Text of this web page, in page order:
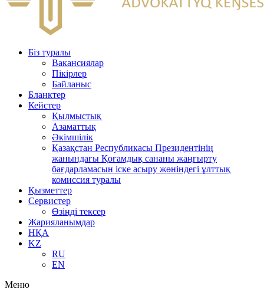
Біз туралы
Вакансиялар
Пікірлер
Байланыс
Бланктер
Кейстер
Қылмыстық
Азаматтық
Әкімшілік
Қазақстан Республикасы Президентінің
жанындағы Қоғамдық сананы жаңғырту
бағдарламасын іске асыру жөніндегі ұлттық
комиссия туралы
Қызметтер
Сервистер
Өзіңді тексер
Жарияланымдар
НҚА
KZ
RU
EN
Меню